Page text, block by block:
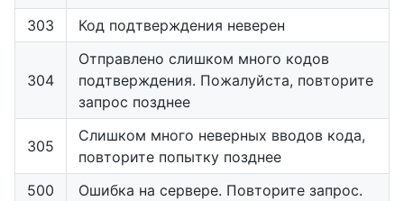
303
Код подтверждения неверен
304
Отправлено слишком много кодов
подтверждения. Пожалуйста, повторите
запрос позднее
305
Слишком много неверных вводов кода,
повторите попытку позднее
500
Ошибка на сервере. Повторите запрос.